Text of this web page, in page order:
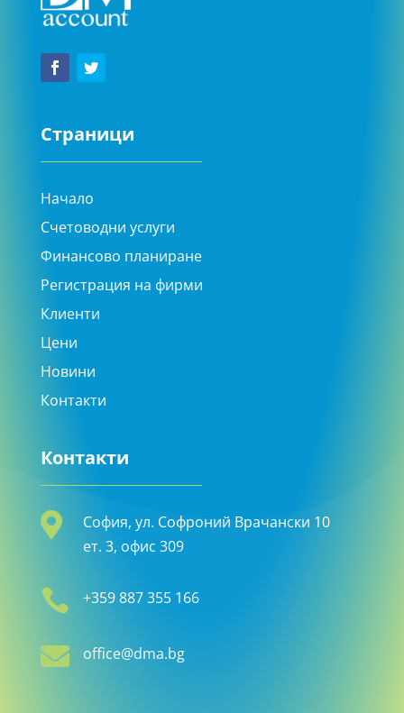
Страници
Начало
Счетоводни услуги
Финансово планиране
Регистрация на фирми
Клиенти
Цени
Новини
Контакти
Контакти

София, ул. Софроний Врачански 10
ет. 3, офис 309
 +359 887 355 166
 office@dma.bg